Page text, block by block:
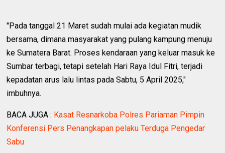
"Pada tanggal 21 Maret sudah mulai ada kegiatan mudik
bersama, dimana masyarakat yang pulang kampung menuju
ke Sumatera Barat. Proses kendaraan yang keluar masuk ke
Sumbar terbagi, tetapi setelah Hari Raya Idul Fitri, terjadi
kepadatan arus lalu lintas pada Sabtu, 5 April 2025,"
imbuhnya.
BACA JUGA : Kasat Resnarkoba Polres Pariaman Pimpin
Konferensi Pers Penangkapan pelaku Terduga Pengedar
Sabu